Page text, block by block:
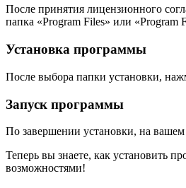
После принятия лицензионного
папка «Program Files» или «Program
Установка программы
После выбора папки установки,
Запуск программы
По завершении установки, на
Теперь вы знаете, как установить
возможностями!